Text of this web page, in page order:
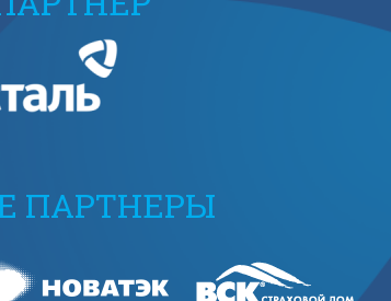
ПАРТНЕРЫ